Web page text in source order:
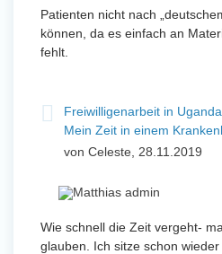
Patienten nicht nach
können, da es einfach an
fehlt.
Freiwilligenarbeit in
Mein Zeit in einem
von Celeste, 28.11.2019
Wie schnell die Zeit vergeht-
glauben. Ich sitze schon